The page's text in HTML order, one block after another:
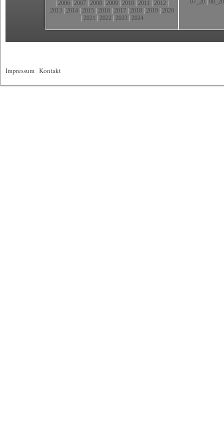
2006 2007 2008 2009 2010 2011 2012
2013 2014 2015 2016 2017 2018 2019 2020
2021 2022 2023| 2024
07_20 08_20
Impressum Kontakt